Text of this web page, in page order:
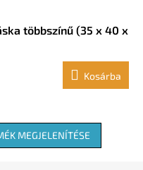
többszínű (35 x 40 x
Kosárba
MEGJELENÍTÉSE